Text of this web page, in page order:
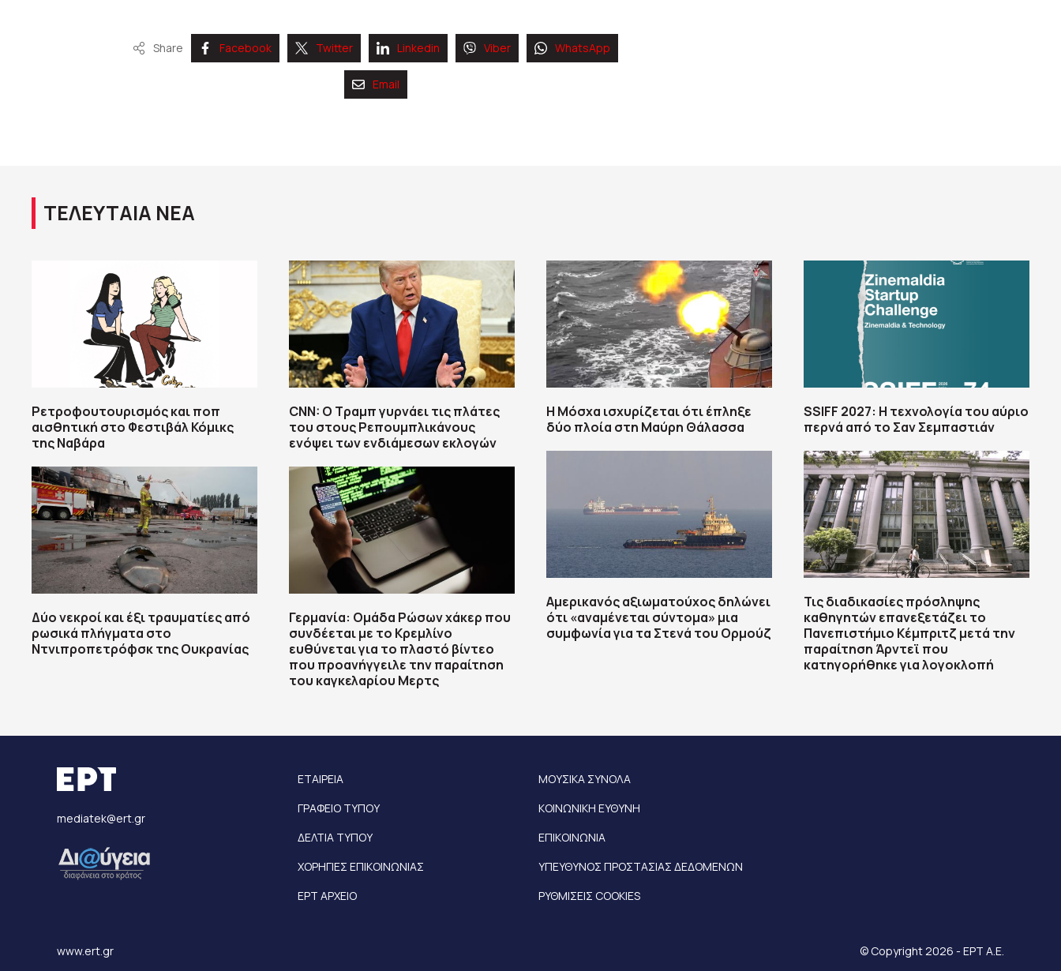
Share Facebook Twitter Linkedin Viber WhatsApp
Email
ΤΕΛΕΥΤΑΙΑ ΝΕΑ
Ρετροφουτουρισμός και ποπ
αισθητική στο Φεστιβάλ Κόμικς
της Ναβάρα
Δύο νεκροί και έξι τραυματίες από
ρωσικά πλήγματα στο
Ντνιπροπετρόφσκ της Ουκρανίας
CNN: Ο Τραμπ γυρνάει τις πλάτες
του στους Ρεπουμπλικάνους
ενόψει των ενδιάμεσων εκλογών
Γερμανία: Ομάδα Ρώσων χάκερ που
συνδέεται με το Κρεμλίνο
ευθύνεται για το πλαστό βίντεο
που προανήγγειλε την παραίτηση
του καγκελαρίου Μερτς
Η Μόσχα ισχυρίζεται ότι έπληξε
δύο πλοία στη Μαύρη Θάλασσα
Αμερικανός αξιωματούχος δηλώνει
ότι «αναμένεται σύντομα» μια
συμφωνία για τα Στενά του Ορμούζ
SSIFF 2027: Η τεχνολογία του αύριο
περνά από το Σαν Σεμπαστιάν
Τις διαδικασίες πρόσληψης
καθηγητών επανεξετάζει το
Πανεπιστήμιο Κέμπριτζ μετά την
παραίτηση Άρντεϊ που
κατηγορήθηκε για λογοκλοπή
mediatek@ert.gr
ΕΤΑΙΡΕΙΑ
ΓΡΑΦΕΙΟ ΤΥΠΟΥ
ΔΕΛΤΙΑ ΤΥΠΟΥ
ΧΟΡΗΓΙΕΣ ΕΠΙΚΟΙΝΩΝΙΑΣ
ΕΡΤ ΑΡΧΕΙΟ
ΜΟΥΣΙΚΑ ΣΥΝΟΛΑ
ΚΟΙΝΩΝΙΚΗ ΕΥΘΥΝΗ
ΕΠΙΚΟΙΝΩΝΙΑ
ΥΠΕΥΘΥΝΟΣ ΠΡΟΣΤΑΣΙΑΣ ΔΕΔΟΜΕΝΩΝ
ΡΥΘΜΙΣΕΙΣ COOKIES
www.ert.gr © Copyright 2026 - ΕΡΤ Α.Ε.